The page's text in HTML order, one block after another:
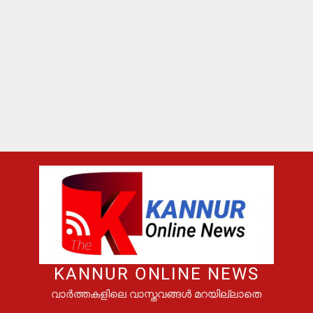
KANNUR ONLINE NEWS
വാർത്തകളിലെ വാസ്തവങ്ങൾ മറയില്ലാതെ